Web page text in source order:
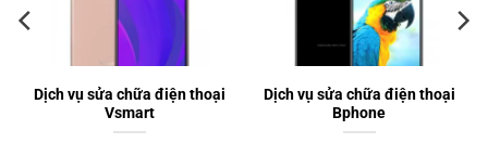
Dịch vụ sửa chữa điện thoại
Vsmart
Dịch vụ sửa chữa điện thoại
Bphone